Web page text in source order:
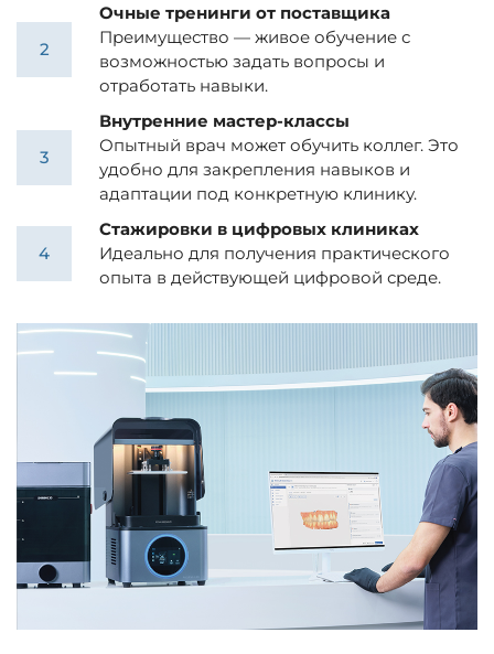
Очные тренинги от поставщика
Преимущество — живое обучение с
возможностью задать вопросы и
отработать навыки.
Внутренние мастер-классы
Опытный врач может обучить коллег. Это
удобно для закрепления навыков и
адаптации под конкретную клинику.
Стажировки в цифровых клиниках
Идеально для получения практического
опыта в действующей цифровой среде.